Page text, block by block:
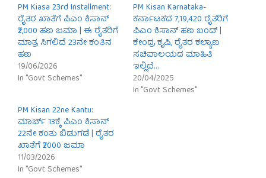
PM Kiasa 23rd Installment:
ರೈತರ ಖಾತೆಗೆ ಪಿಎಂ ಕಿಸಾನ್
₹2,000 ಹಣ ಜಮಾ | ಈ ರೈತರಿಗೆ
ಮಾತ್ರ ಸಿಗಲಿದೆ 23ನೇ ಕಂತಿನ
ಹಣ
19/06/2026
In "Govt Schemes"
PM Kisan Karnataka-
ಕರ್ನಾಟಕದ 7,19,420 ರೈತರಿಗೆ
ಪಿಎಂ ಕಿಸಾನ್ ಹಣ ಬಂದ್ |
ಕೇಂದ್ರ ಕೃಷಿ, ರೈತರ ಕಲ್ಯಾಣ
ಸಚಿವಾಲಯದ ಮಾಹಿತಿ
ಇಲ್ಲಿದೆ…
20/04/2025
In "Govt Schemes"
PM Kisan 22ne Kantu:
ಮಾರ್ಚ್ 13ಕ್ಕೆ ಪಿಎಂ ಕಿಸಾನ್
22ನೇ ಕಂತು ಬಿಡುಗಡೆ | ರೈತರ
ಖಾತೆಗೆ ₹2000 ಜಮಾ
11/03/2026
In "Govt Schemes"